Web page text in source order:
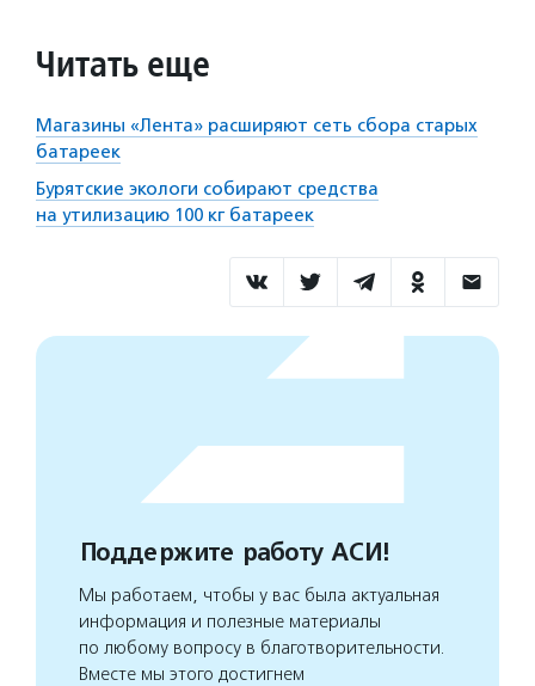
Читать еще
Магазины «Лента» расширяют сеть сбора старых
батареек
Бурятские экологи собирают средства
на утилизацию 100 кг батареек
Поддержите работу АСИ!
Мы работаем, чтобы у вас была актуальная
информация и полезные материалы
по любому вопросу в благотворительности.
Вместе мы этого достигнем